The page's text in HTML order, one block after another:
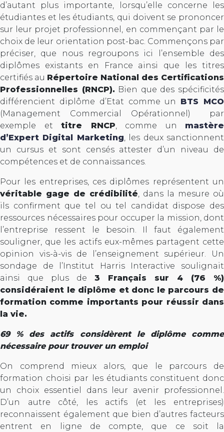
d’autant plus importante, lorsqu’elle concerne les
étudiantes et les étudiants, qui doivent se prononcer
sur leur projet professionnel, en commençant par le
choix de leur orientation post-bac. Commençons par
préciser, que nous regroupons ici l’ensemble des
diplômes existants en France ainsi que les titres
certifiés au Répertoire National des Certifications
Professionnelles (RNCP). Bien que des spécificités
différencient diplôme d’Etat comme un BTS MCO
(Management Commercial Opérationnel) par
exemple et titre RNCP, comme un mastère
d’Expert Digital Marketing, les deux sanctionnent
un cursus et sont censés attester d’un niveau de
compétences et de connaissances.
Pour les entreprises, ces diplômes représentent un
véritable gage de crédibilité, dans la mesure où
ils confirment que tel ou tel candidat dispose des
ressources nécessaires pour occuper la mission, dont
l’entreprise ressent le besoin. Il faut également
souligner, que les actifs eux-mêmes partagent cette
opinion vis-à-vis de l’enseignement supérieur. Un
sondage de l’Institut Harris Interactive soulignait
ainsi que plus de 3 Français sur 4 (76 %)
considéraient le diplôme et donc le parcours de
formation comme importants pour réussir dans
la vie.
69 % des actifs considèrent le diplôme comme
nécessaire pour trouver un emploi
On comprend mieux alors, que le parcours de
formation choisi par les étudiants constituent donc
un choix essentiel dans leur avenir professionnel.
D’un autre côté, les actifs (et les entreprises)
reconnaissent également que bien d’autres facteurs
entrent en ligne de compte, que ce soit la